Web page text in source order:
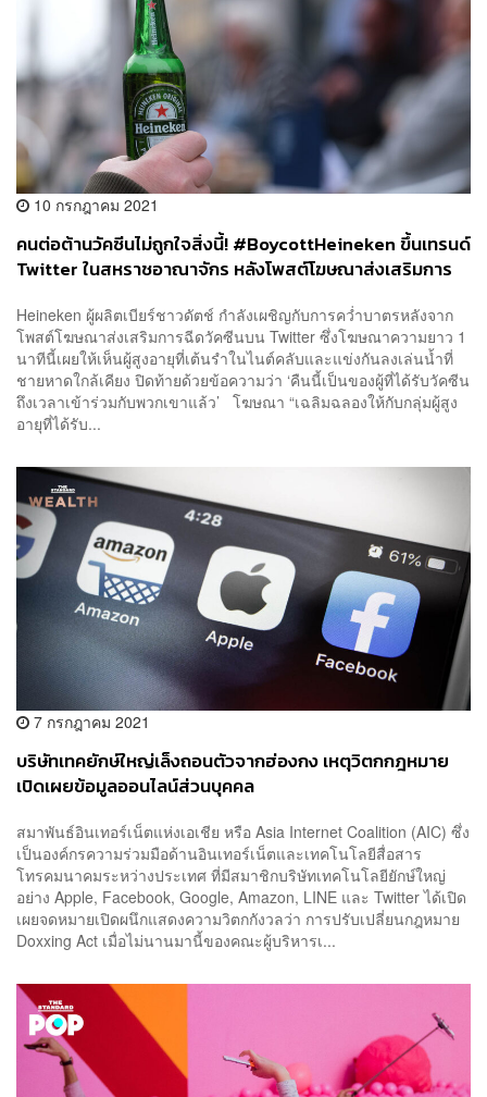
10 กรกฎาคม 2021
คนต่อต้านวัคซีนไม่ถูกใจสิ่งนี้! #BoycottHeineken ขึ้นเทรนด์
Twitter ในสหราชอาณาจักร หลังโพสต์โฆษณาส่งเสริมการ
Heineken ผู้ผลิตเบียร์ชาวดัตช์ กำลังเผชิญกับการคว่ำบาตรหลังจาก
โพสต์โฆษณาส่งเสริมการฉีดวัคซีนบน Twitter ซึ่งโฆษณาความยาว 1
นาทีนี้เผยให้เห็นผู้สูงอายุที่เต้นรำในไนต์คลับและแข่งกันลงเล่นน้ำที่
ชายหาดใกล้เคียง ปิดท้ายด้วยข้อความว่า ‘คืนนี้เป็นของผู้ที่ได้รับวัคซีน
ถึงเวลาเข้าร่วมกับพวกเขาแล้ว’ โฆษณา “เฉลิมฉลองให้กับกลุ่มผู้สูง
อายุที่ได้รับ...
7 กรกฎาคม 2021
บริษัทเทคยักษ์ใหญ่เล็งถอนตัวจากฮ่องกง เหตุวิตกกฎหมาย
เปิดเผยข้อมูลออนไลน์ส่วนบุคคล
สมาพันธ์อินเทอร์เน็ตแห่งเอเชีย หรือ Asia Internet Coalition (AIC) ซึ่ง
เป็นองค์กรความร่วมมือด้านอินเทอร์เน็ตและเทคโนโลยีสื่อสาร
โทรคมนาคมระหว่างประเทศ ที่มีสมาชิกบริษัทเทคโนโลยียักษ์ใหญ่
อย่าง Apple, Facebook, Google, Amazon, LINE และ Twitter ได้เปิด
เผยจดหมายเปิดผนึกแสดงความวิตกกังวลว่า การปรับเปลี่ยนกฎหมาย
Doxxing Act เมื่อไม่นานมานี้ของคณะผู้บริหารเ...